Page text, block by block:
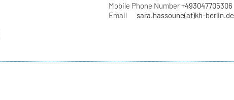
Mobile Phone Number+493047705306
Email
sara.hassoune(at)kh-berlin.de